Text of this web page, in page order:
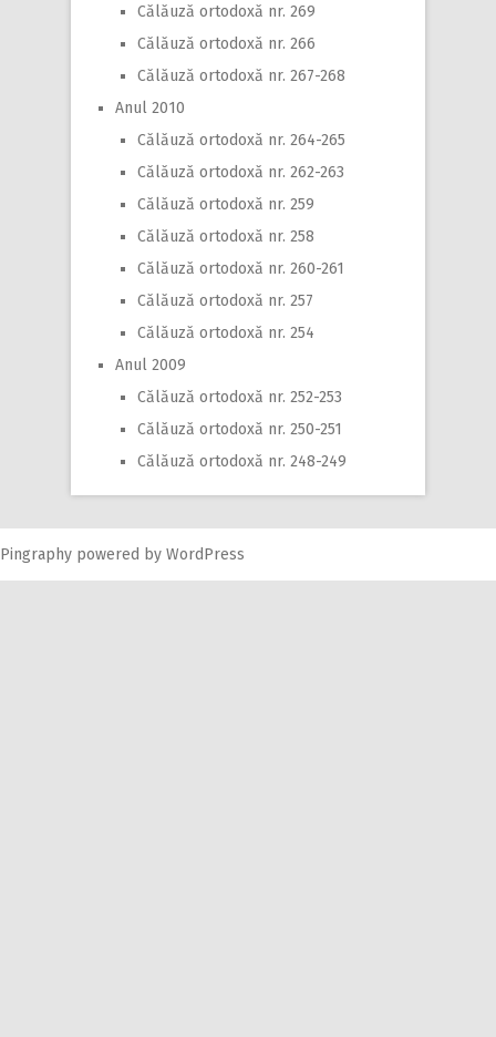
Călăuză ortodoxă nr. 269
Călăuză ortodoxă nr. 266
Călăuză ortodoxă nr. 267-268
Anul 2010
Călăuză ortodoxă nr. 264-265
Călăuză ortodoxă nr. 262-263
Călăuză ortodoxă nr. 259
Călăuză ortodoxă nr. 258
Călăuză ortodoxă nr. 260-261
Călăuză ortodoxă nr. 257
Călăuză ortodoxă nr. 254
Anul 2009
Călăuză ortodoxă nr. 252-253
Călăuză ortodoxă nr. 250-251
Călăuză ortodoxă nr. 248-249
Pingraphy powered by WordPress